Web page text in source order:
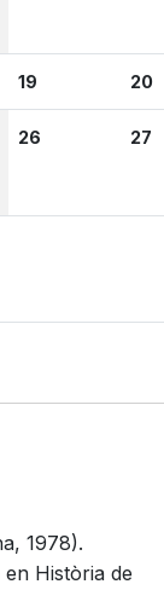
19 20
26 27
1978).
Història de